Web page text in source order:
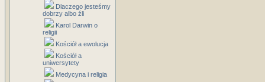
Dlaczego jesteśmy
dobrzy albo źli
Karol Darwin o
religii
Kościół a ewolucja
Kościół a
uniwersytety
Medycyna i religia